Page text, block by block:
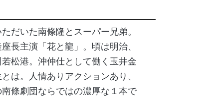
だいた南條隆とスーパー兄弟。
長主演「花と龍」。頃は明治、
松港。沖仲仕として働く玉井金
は。人情ありアクションあり、
條劇団ならではの濃厚な１本で